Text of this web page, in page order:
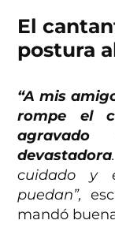
El
postura
“A mis
rompe el
devastadora
cuidado y
puedan”,
mandó